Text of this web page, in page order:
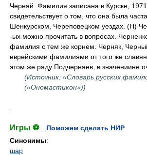
Черняй. Фамилия записана в Курске, 1971
свидетельствует о том, что она была
Шенкурском, Череповецком уездах. (Н)
-ых можно прочитать в вопросах.
фамилия с тем же корнем. Черняк,
еврейскими фамилиями от того же
этом же ряду Подчерняев, в значениине
(Источник: «Словарь русских
(«Ономастикон»))
Игры ⚽
Поможем сделать НИР
Синонимы:
шар